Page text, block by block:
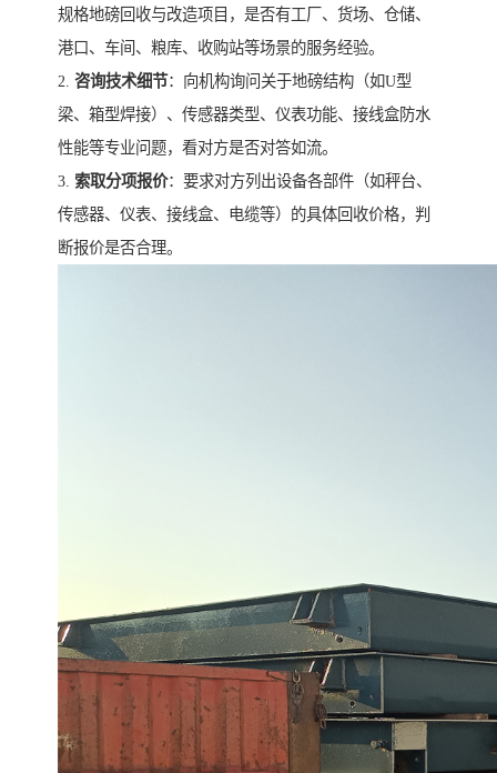
规格地磅回收与改造项目，是否有工厂、货场、仓储、
港口、车间、粮库、收购站等场景的服务经验。
2. 咨询技术细节：向机构询问关于地磅结构（如U型
梁、箱型焊接）、传感器类型、仪表功能、接线盒防水
性能等专业问题，看对方是否对答如流。
3. 索取分项报价：要求对方列出设备各部件（如秤台、
传感器、仪表、接线盒、电缆等）的具体回收价格，判
断报价是否合理。